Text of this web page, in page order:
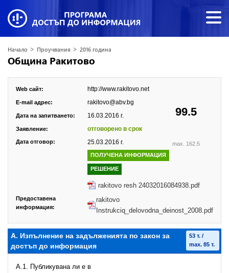
Начало > Проучвания > 2016 година
Община Ракитово
99.5
max. 162.5
Web сайт: http://www.rakitovo.net
E-mail адрес: rakitovo@abv.bg
Дата на запитването: 16.03.2016 г.
Заявление: отговорено в срок
Дата отговор: 25.03.2016 г.
ПОЛУЧЕНА ИНФОРМАЦИЯ
РЕШЕНИЕ
rakitovo resh 24032016084938.pdf
Предоставена
информация:
rakitovo
Instrukciq_delovodna_deinost_2008.pdf
А. Изпълнение на задълженията по закон за
достъп до информация
53 т. /
max. 85 т.
A.1. Публикувана ли е в